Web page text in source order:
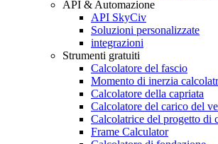
API & Automazione
API SkyCiv
Soluzioni personalizzate
integrazioni
Strumenti gratuiti
Calcolatore del fascio
Momento di inerzia
Calcolatore della capriata
Calcolatore del carico del
Calcolatrice del progetto di
Frame Calculator